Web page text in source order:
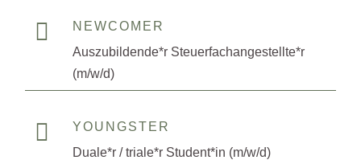

NEWCOMER
Auszubildende*r Steuerfachangestellte*r
(m/w/d)

YOUNGSTER
Duale*r / triale*r Student*in (m/w/d)